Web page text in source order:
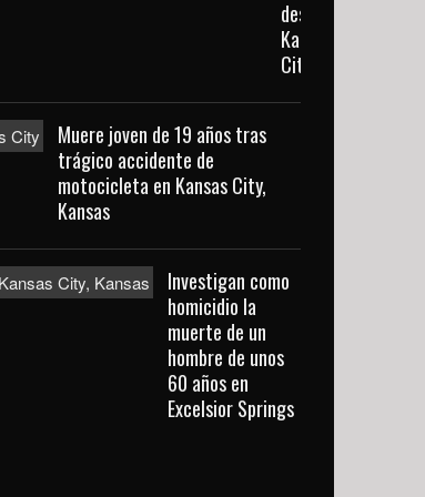
desde
Kansas
City
Muere joven de 19 años tras
trágico accidente de
motocicleta en Kansas City,
Kansas
Investigan como
homicidio la
muerte de un
hombre de unos
60 años en
Excelsior Springs